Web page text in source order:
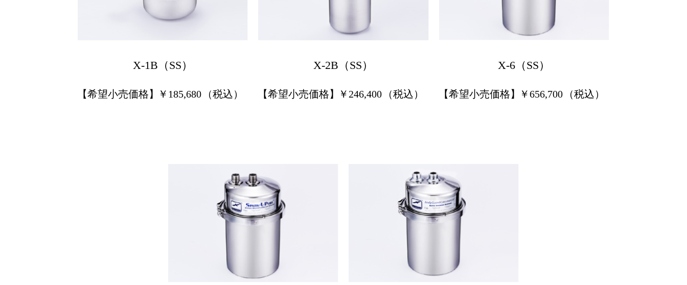
X-1B（SS）
【希望小売価格】 ￥ 185,680 （税込）
X-2B（SS）
【希望小売価格】 ￥ 246,400 （税込）
X-6（SS）
【希望小売価格】 ￥656,700 （税込）